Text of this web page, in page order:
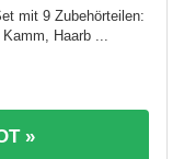
mit 9 Zubehörteilen:
Haarb ...
»